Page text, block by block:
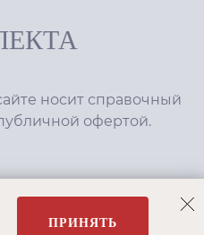
носит справочный
офертой.
ПРИНЯТЬ